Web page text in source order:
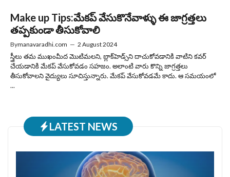
Make up Tips:మేకప్ వేసుకొనేవాళ్ళు ఈ జాగ్రత్తలు
తప్పకుండా తీసుకోవాలి
Bymanavaradhi.com — 2 August 2024
స్త్రీలు తమ ముఖంమీద మొటిమలని, బ్లాక్‌హెడ్స్‌ని దాచుకోవడానికి వాటిని కవర్
చేయడానికి మేకప్ వేసుకోవడం సహజం. అలాంటి వారు కొన్ని జాగ్రత్తలు
తీసుకోవాలని వైద్యులు సూచిస్తున్నారు. మేకప్ వేసుకోవడమే కాదు. ఆ సమయంలో
...
LATEST NEWS